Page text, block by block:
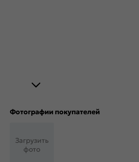
Фотографии покупателей
Загрузить
фото